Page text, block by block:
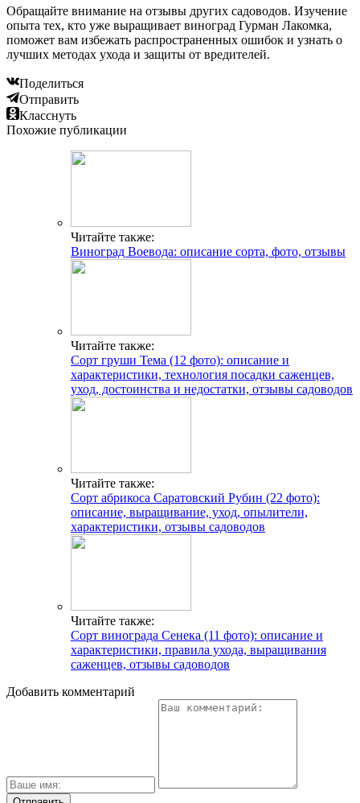
Обращайте внимание на отзывы других садоводов. Изучение
опыта тех, кто уже выращивает виноград Гурман Лакомка,
поможет вам избежать распространенных ошибок и узнать о
лучших методах ухода и защиты от вредителей.
Поделиться
Отправить
Класснуть
Похожие публикации
Читайте также:
Виноград Воевода: описание сорта, фото, отзывы
Читайте также:
Сорт груши Тема (12 фото): описание и
характеристики, технология посадки саженцев,
уход, достоинства и недостатки, отзывы садоводов
Читайте также:
Сорт абрикоса Саратовский Рубин (22 фото):
описание, выращивание, уход, опылители,
характеристики, отзывы садоводов
Читайте также:
Сорт винограда Сенека (11 фото): описание и
характеристики, правила ухода, выращивания
саженцев, отзывы садоводов
Добавить комментарий